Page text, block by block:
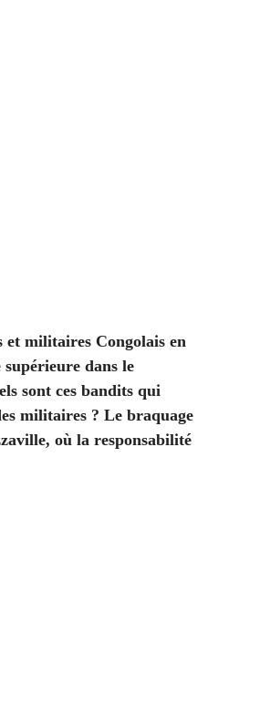
militaires Congolais en
supérieure dans le
sont ces bandits qui
militaires ? Le braquage
où la responsabilité